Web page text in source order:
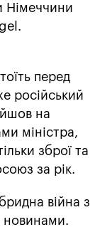
Німеччини
перед
російський
на
міністра,
зброї та
за рік.
війна з
новинами.